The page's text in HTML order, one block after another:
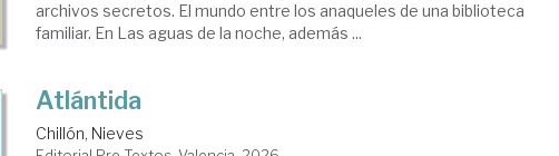
archivos secretos. El mundo entre los anaqueles de una biblioteca
familiar. En Las aguas de la noche, además ...
Atlántida
Chillón, Nieves